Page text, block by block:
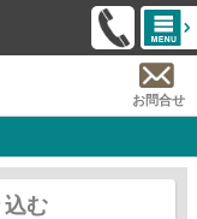
お問合せ
込む